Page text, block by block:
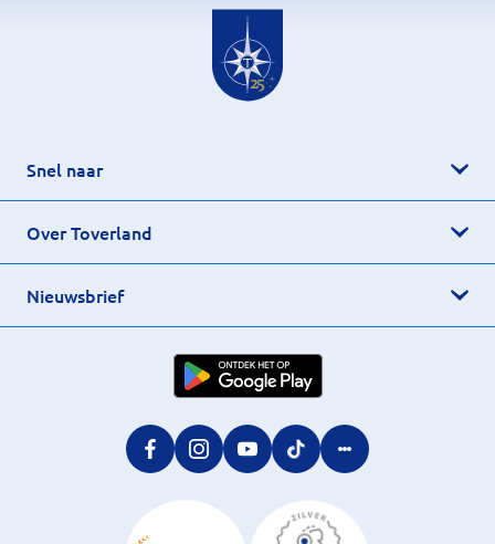
Snel naar
Over Toverland
Nieuwsbrief